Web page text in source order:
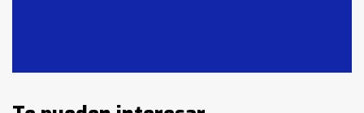
Identidad de los adolescentes